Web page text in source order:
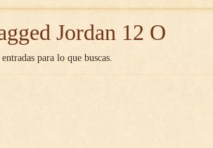
Jordan 12 O
para lo que buscas.